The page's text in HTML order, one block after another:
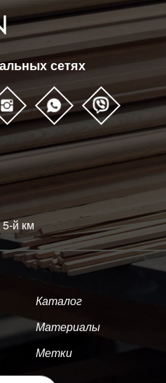
сетях
й км
Каталог
Материалы
Метки